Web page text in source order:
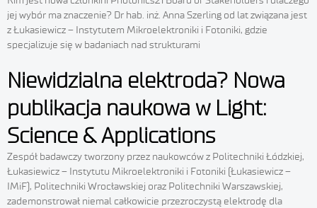
jej wybór ma znaczenie? Dr hab. inż. Anna Szerling od lat związana jest
z Łukasiewicz – Instytutem Mikroelektroniki i Fotoniki, gdzie
specjalizuje się w badaniach nad strukturami
Niewidzialna elektroda? Nowa
publikacja naukowa w Light:
Science & Applications
Zespół badawczy tworzony przez naukowców z Politechniki Łódzkiej,
Łukasiewicz – Instytutu Mikroelektroniki i Fotoniki (Łukasiewicz –
IMiF), Politechniki Wrocławskiej oraz Politechniki Warszawskiej,
zademonstrował niemal całkowicie przezroczystą elektrodę dla